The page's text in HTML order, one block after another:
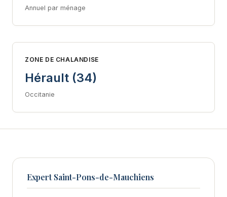
Annuel par ménage
ZONE DE CHALANDISE
Hérault (34)
Occitanie
Expert Saint-Pons-de-Mauchiens